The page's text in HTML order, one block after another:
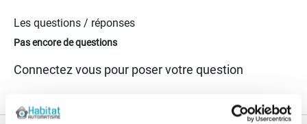
Les questions / réponses
Pas encore de questions
Connectez vous pour poser votre question